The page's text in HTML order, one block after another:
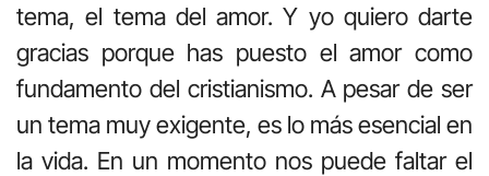
tema, el tema del amor. Y yo quiero darte
gracias porque has puesto el amor como
fundamento del cristianismo. A pesar de ser
un tema muy exigente, es lo más esencial en
la vida. En un momento nos puede faltar el